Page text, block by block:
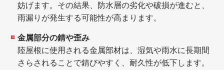
妨げます。その結果、防水層の劣化や破損が進むと、
雨漏りが発生する可能性が高まります。
金属部分の錆や歪み
陸屋根に使用される金属部材は、湿気や雨水に長期間
さらされることで錆びやすく、耐久性が低下します。